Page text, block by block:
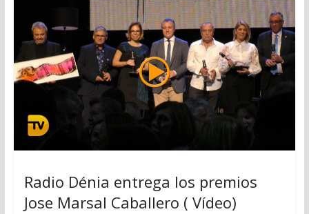
Radio Dénia entrega los premios
Jose Marsal Caballero ( Vídeo)